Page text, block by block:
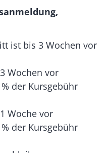
ist bis 3 Wochen vor
Wochen vor
der Kursgebühr
Woche vor
der Kursgebühr